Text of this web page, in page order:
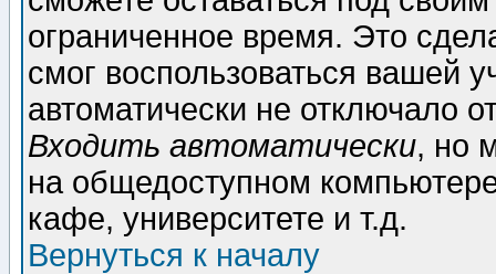
ограниченное время. Это
смог воспользоваться вашей
автоматически не отключало
Входить автоматически, но
на общедоступном
кафе, университете и т.д.
Вернуться к началу